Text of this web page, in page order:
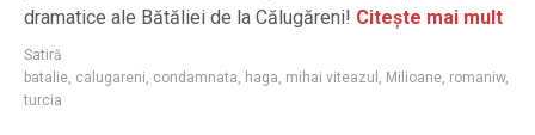
dramatice ale Bătăliei de la Călugăreni! Citește mai mult
Satiră
batalie, calugareni, condamnata, haga, mihai viteazul , Milioane, romaniw,
turcia